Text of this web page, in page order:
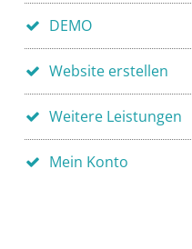
DEMO
Website erstellen
Weitere Leistungen
Mein Konto